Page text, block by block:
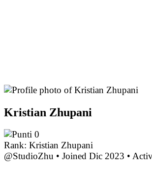
Kristian Zhupani
0
Rank: Kristian Zhupani
@StudioZhu • Joined Dic 2023 •